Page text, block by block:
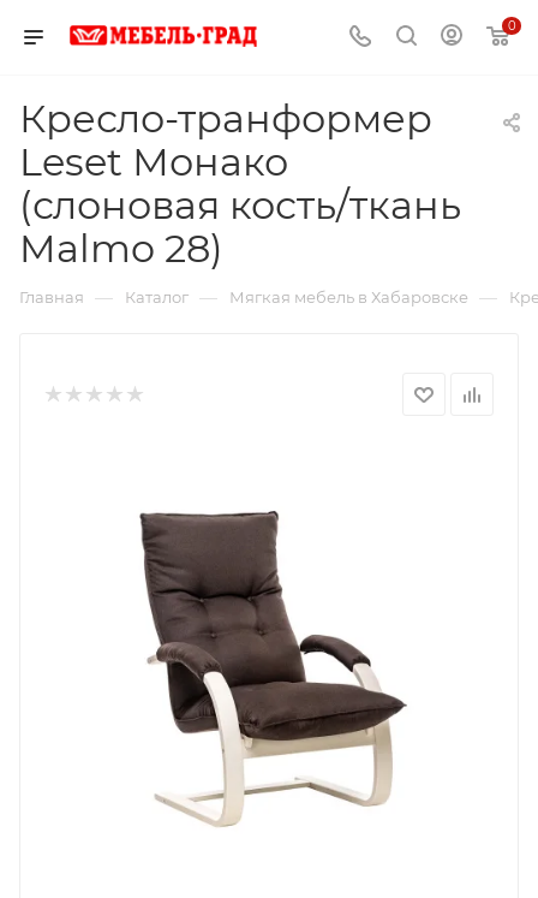
0
Кресло-транформер
Leset Монако
(слоновая кость/ткань
Malmo 28)
Главная — Каталог — Мягкая мебель в Хабаровске —